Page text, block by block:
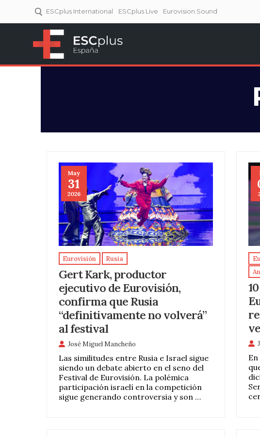
ESCplus International ESCplus Live Eurovision Sound
May
31
2026
Eurovisión Rusia
Gert Kark, productor
ejecutivo de Eurovisión,
confirma que Rusia
“definitivamente no volverá”
al festival
José Miguel Mancheño
Las similitudes entre Rusia e Israel sigue
siendo un debate abierto en el seno del
Festival de Eurovisión. La polémica
participación israelí en la competición
sigue generando controversia y son …